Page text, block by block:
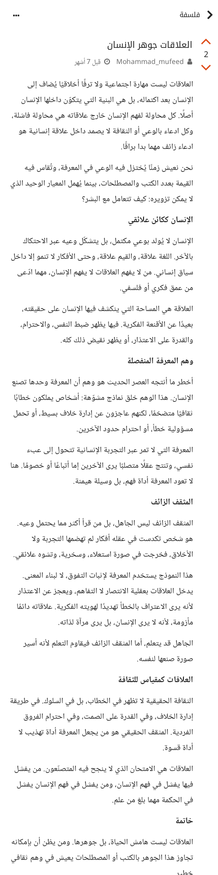
فلسفة
2
العلاقات جوهر الإنسان
قبل 7 أشهر
العلاقات ليست مهارة اجتماعية ولا ترفًا أخلاقيًا يُضاف إلى
الإنسان بعد اكتماله، بل هي البنية التي يتكوّن داخلها الإنسان
أصلًا. كل محاولة لفهم الإنسان خارج علاقاته هي محاولة فاشلة،
وكل ادعاء بالوعي أو الثقافة لا يصمد داخل علاقة إنسانية هو
ادعاء زائف مهما بدا براقًا.
نحن نعيش زمنًا يُختزل فيه الوعي في المعرفة، وتُقاس فيه
القيمة بعدد الكتب والمصطلحات، بينما يُهمل المعيار الوحيد الذي
لا يمكن تزويره: كيف تتعامل مع البشر؟
الإنسان ككائن علائقي
الإنسان لا يُولد بوعي مكتمل، بل يتشكّل وعيه عبر الاحتكاك
بالآخر. اللغة علاقة، والقيم علاقة، وحتى الأفكار لا تنمو إلا داخل
سياق إنساني. من لا يفهم العلاقات لا يفهم الإنسان، مهما ادّعى
من عمق فكري أو فلسفي.
العلاقة هي المساحة التي ينكشف فيها الإنسان على حقيقته،
بعيدًا عن الأقنعة الفكرية. فيها يظهر ضبط النفس، والاحترام،
والقدرة على الاعتذار، أو يظهر نقيض ذلك كله.
وهم المعرفة المنفصلة
أخطر ما أنتجه العصر الحديث هو وهم أن المعرفة وحدها تصنع
الإنسان. هذا الوهم خلق نماذج مشوّهة: أشخاص يملكون خطابًا
ثقافيًا متضخمًا، لكنهم عاجزون عن إدارة خلاف بسيط، أو تحمل
مسؤولية خطأ، أو احترام حدود الآخرين.
المعرفة التي لا تمر عبر التجربة الإنسانية تتحول إلى عبء
نفسي، وتنتج عقلًا متصلبًا يرى الآخرين إما أتباعًا أو خصومًا. هنا
لا تعود المعرفة أداة فهم، بل وسيلة هيمنة.
المثقف الزائف
المثقف الزائف ليس الجاهل، بل من قرأ أكثر مما يحتمل وعيه.
هو شخص تكدست في عقله أفكار لم تهضمها التجربة ولا
الأخلاق، فخرجت في صورة استعلاء، وسخرية، وتشوه علائقي.
هذا النموذج يستخدم المعرفة لإثبات التفوق، لا لبناء المعنى.
يدخل العلاقات بعقلية الانتصار لا التفاهم، ويعجز عن الاعتذار
لأنه يرى الاعتراف بالخطأ تهديدًا لهويته الفكرية. علاقاته دائمًا
مأزومة، لأنه لا يرى الإنسان، بل يرى مرآة لذاته.
الجاهل قد يتعلم، أما المثقف الزائف فيقاوم التعلم لأنه أسير
صورة صنعها لنفسه.
العلاقات كمقياس للثقافة
الثقافة الحقيقية لا تظهر في الخطاب، بل في السلوك. في طريقة
إدارة الخلاف، وفي القدرة على الصمت، وفي احترام الفروق
الفردية. المثقف الحقيقي هو من يجعل المعرفة أداة تهذيب لا
أداة قسوة.
العلاقات هي الامتحان الذي لا ينجح فيه المتصنّعون. من يفشل
فيها يفشل في فهم الإنسان، ومن يفشل في فهم الإنسان يفشل
في الحكمة مهما بلغ من علم.
خاتمة
العلاقات ليست هامش الحياة، بل جوهرها. ومن يظن أن بإمكانه
تجاوز هذا الجوهر بالكتب أو المصطلحات يعيش في وهم ثقافي